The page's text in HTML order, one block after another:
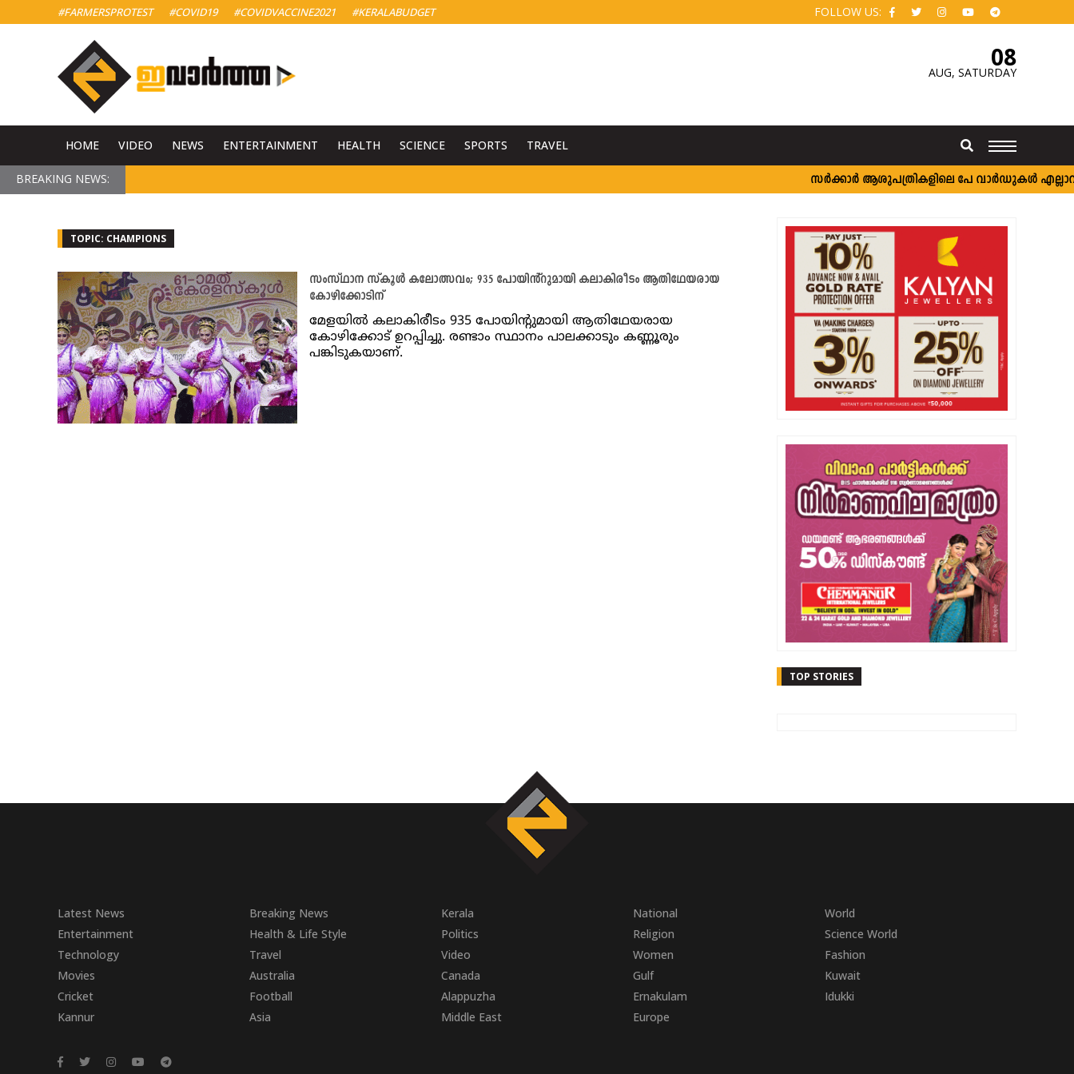
#FARMERSPROTEST #COVID19 #COVIDVACCINE2021 #KERALABUDGET FOLLOW US:
08
AUG, SATURDAY
HOME VIDEO NEWS ENTERTAINMENT HEALTH SCIENCE SPORTS TRAVEL
BREAKING NEWS: സർക്കാർ ആശുപത്രികളിലെ പേ വാർഡുകൾ
TOPIC: CHAMPIONS
സംസ്ഥാന സ്‌കൂൾ കലോത്സവം; 935 പോയിൻ്റുമായി കലാകിരീടം ആതിഥേയരായ
കോഴിക്കോടിന്
മേളയിൽ കലാകിരീടം 935 പോയിൻ്റുമായി ആതിഥേയരായ
കോഴിക്കോട് ഉറപ്പിച്ചു. രണ്ടാം സ്ഥാനം പാലക്കാടും കണ്ണൂരും
പങ്കിടുകയാണ്.
TOP STORIES
Latest News Breaking News Kerala National
World
Entertainment
Health & Life Style Politics Religion
Science World
Technology
Travel Video Women
Fashion
Movies
Australia Canada Gulf
Kuwait
Cricket
Football Alappuzha Ernakulam
Idukki
Kannur
Asia Middle East Europe